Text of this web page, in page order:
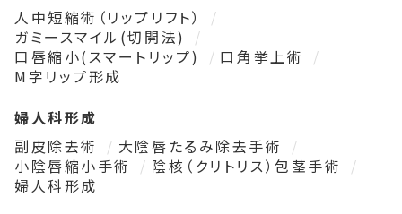
人中短縮術（リップリフト）
ガミースマイル(切開法)
口唇縮小(スマートリップ)
口角挙上術
M字リップ形成
婦人科形成
副皮除去術
大陰唇たるみ除去手術
小陰唇縮小手術
陰核（クリトリス）包茎手術
婦人科形成